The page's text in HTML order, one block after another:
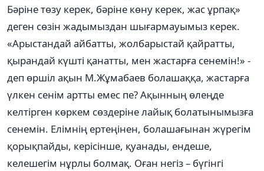
Бәріне төзу керек, бәріне көну керек, жас ұрпақ»
деген сөзін жадымыздан шығармауымыз керек.
«Арыстандай айбатты, жолбарыстай қайратты,
қырандай күшті қанатты, мен жастарға сенемін!» -
деп өршіл ақын М.Жұмабаев болашаққа, жастарға
үлкен сенім артты емес пе? Ақынның өлеңде
келтірген көркем сөздеріне лайық болатынымызға
сенемін. Елімнің ертеңінен, болашағынан жүрегім
қорықпайды, керісінше, қуанады, ендеше,
келешегім нұрлы болмақ. Оған негіз – бүгінгі